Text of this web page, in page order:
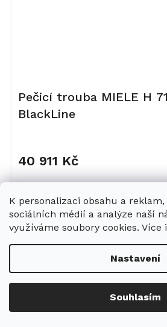
K personalizaci obsahu a
sociálních médií a analýze naší
využíváme soubory cookies. Více
Nastavení
Souhlasím
Pečicí trouba MIELE H
BlackLine
40 911 Kč
Akce